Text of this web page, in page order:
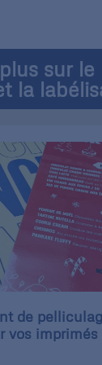
sur le
la
de
vos imprimés